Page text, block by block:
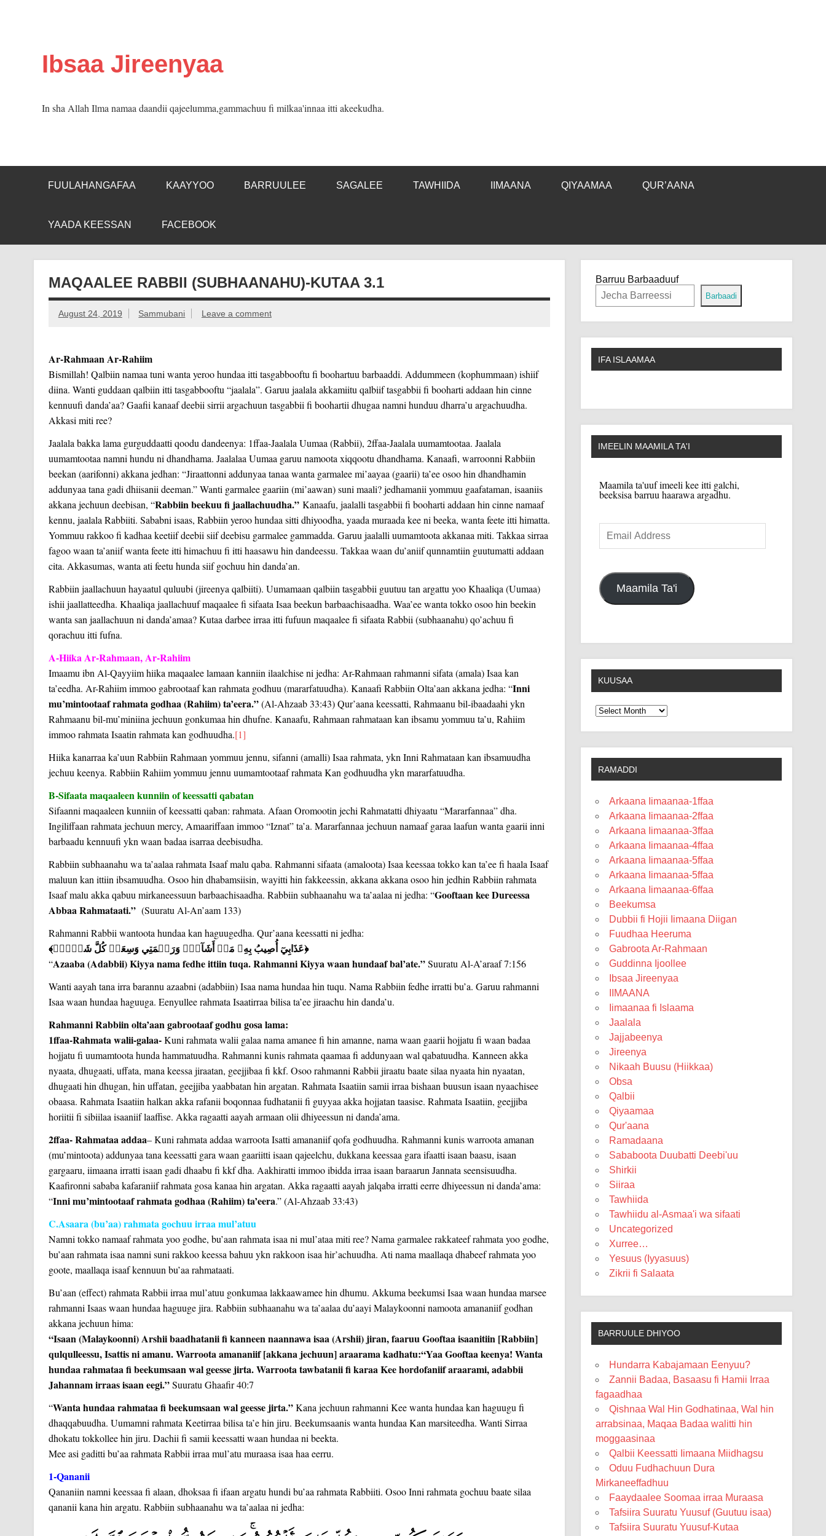
Ibsaa Jireenyaa
In sha Allah Ilma namaa daandii qajeelumma,gammachuu fi milkaa'innaa itti akeekudha.
FUULAHANGAFAA KAAYYOO BARRUULEE SAGALEE TAWHIIDA IIMAANA QIYAAMAA QUR’AANA
YAADA KEESSAN FACEBOOK
MAQAALEE RABBII (SUBHAANAHU)-KUTAA 3.1
August 24, 2019 Sammubani Leave a comment
Ar-Rahmaan Ar-Rahiim
Bismillah! Qalbiin namaa tuni wanta yeroo hundaa itti tasgabbooftu fi boohartuu barbaaddi. Addummeen (kophummaan) ishiif
diina. Wanti guddaan qalbiin itti tasgabbooftu “jaalala”. Garuu jaalala akkamiitu qalbiif tasgabbii fi booharti addaan hin cinne
kennuufi danda’aa? Gaafii kanaaf deebii sirrii argachuun tasgabbii fi boohartii dhugaa namni hunduu dharra’u argachuudha.
Akkasi miti ree?
Jaalala bakka lama gurguddaatti qoodu dandeenya: 1ffaa-Jaalala Uumaa (Rabbii), 2ffaa-Jaalala uumamtootaa. Jaalala
uumamtootaa namni hundu ni dhandhama. Jaalalaa Uumaa garuu namoota xiqqootu dhandhama. Kanaafi, warroonni Rabbiin
beekan (aarifonni) akkana jedhan: “Jiraattonni addunyaa tanaa wanta garmalee mi’aayaa (gaarii) ta’ee osoo hin dhandhamin
addunyaa tana gadi dhiisanii deeman.” Wanti garmalee gaariin (mi’aawan) suni maali? jedhamanii yommuu gaafataman, isaaniis
akkana jechuun deebisan, “Rabbiin beekuu fi jaallachuudha.”Kanaafu, jaalalli tasgabbii fi booharti addaan hin cinne namaaf
kennu, jaalala Rabbiiti. Sababni isaas, Rabbiin yeroo hundaa sitti dhiyoodha, yaada muraada kee ni beeka, wanta feete itti himatta.
Yommuu rakkoo fi kadhaa keetiif deebii siif deebisu garmalee gammadda. Garuu jaalalli uumamtoota akkanaa miti. Takkaa sirraa
fagoo waan ta’aniif wanta feete itti himachuu fi itti haasawu hin dandeessu. Takkaa waan du’aniif qunnamtiin guutumatti addaan
cita. Akkasumas, wanta ati feetu hunda siif gochuu hin danda’an.
Rabbiin jaallachuun hayaatul quluubi (jireenya qalbiiti). Uumamaan qalbiin tasgabbii guutuu tan argattu yoo Khaaliqa (Uumaa)
ishii jaallatteedha. Khaaliqa jaallachuuf maqaalee fi sifaata Isaa beekun barbaachisaadha. Waa’ee wanta tokko osoo hin beekin
wanta san jaallachuun ni danda’amaa? Kutaa darbee irraa itti fufuun maqaalee fi sifaata Rabbii (subhaanahu) qo’achuu fi
qorachuu itti fufna.
A-Hiika Ar-Rahmaan, Ar-Rahiim
Imaamu ibn Al-Qayyiim hiika maqaalee lamaan kanniin ilaalchise ni jedha: Ar-Rahmaan rahmanni sifata (amala) Isaa kan
ta’eedha. Ar-Rahiim immoo gabrootaaf kan rahmata godhuu (mararfatuudha). Kanaafi Rabbiin Olta’aan akkana jedha: “Inni
mu’mintootaaf rahmata godhaa (Rahiim) ta’eera.”(Al-Ahzaab 33:43) Qur’aana keessatti, Rahmaanu bil-ibaadaahi ykn
Rahmaanu bil-mu’miniina jechuun gonkumaa hin dhufne. Kanaafu, Rahmaan rahmataan kan ibsamu yommuu ta’u, Rahiim
immoo rahmata Isaatin rahmata kan godhuudha.[1]
Hiika kanarraa ka’uun Rabbiin Rahmaan yommuu jennu, sifanni (amalli) Isaa rahmata, ykn Inni Rahmataan kan ibsamuudha
jechuu keenya. Rabbiin Rahiim yommuu jennu uumamtootaaf rahmata Kan godhuudha ykn mararfatuudha.
B-Sifaata maqaaleen kunniin of keessatti qabatan
Sifaanni maqaaleen kunniin of keessatti qaban: rahmata. Afaan Oromootin jechi Rahmatatti dhiyaatu “Mararfannaa” dha.
Ingiliffaan rahmata jechuun mercy, Amaariffaan immoo “Iznat” ta’a. Mararfannaa jechuun namaaf garaa laafun wanta gaarii inni
barbaadu kennuufi ykn waan badaa isarraa deebisudha.
Rabbiin subhaanahu wa ta’aalaa rahmata Isaaf malu qaba. Rahmanni sifaata (amaloota) Isaa keessaa tokko kan ta’ee fi haala Isaaf
maluun kan ittiin ibsamuudha. Osoo hin dhabamsiisin, wayitti hin fakkeessin, akkana akkana osoo hin jedhin Rabbiin rahmata
Isaaf malu akka qabuu mirkaneessuun barbaachisaadha. Rabbiin subhaanahu wa ta’aalaa ni jedha: “Gooftaan kee Dureessa
Abbaa Rahmataati.”(Suuratu Al-An’aam 133)
Rahmanni Rabbii wantoota hundaa kan haguugedha. Qur’aana keessatti ni jedha:
﴾عَذَابِيٓ أُصِيبُ بِهِۦ مَنۡ أَشَآءُۖ وَرَحۡمَتِي وَسِعَتۡ كُلَّ شَيۡءٖۚ﴿
“Azaaba (Adabbii) Kiyya nama fedhe ittiin tuqa. Rahmanni Kiyya waan hundaaf bal’ate.”Suuratu Al-A’araaf 7:156
Wanti aayah tana irra barannu azaabni (adabbiin) Isaa nama hundaa hin tuqu. Nama Rabbiin fedhe irratti bu’a. Garuu rahmanni
Isaa waan hundaa haguuga. Eenyullee rahmata Isaatirraa bilisa ta’ee jiraachu hin danda’u.
Rahmanni Rabbiin olta’aan gabrootaaf godhu gosa lama:
1ffaa-Rahmata walii-galaa-Kuni rahmata walii galaa nama amanee fi hin amanne, nama waan gaarii hojjatu fi waan badaa
hojjatu fi uumamtoota hunda hammatuudha. Rahmanni kunis rahmata qaamaa fi addunyaan wal qabatuudha. Kanneen akka
nyaata, dhugaati, uffata, mana keessa jiraatan, geejjibaa fi kkf. Osoo rahmanni Rabbii jiraatu baate silaa nyaata hin nyaatan,
dhugaati hin dhugan, hin uffatan, geejjiba yaabbatan hin argatan. Rahmata Isaatiin samii irraa bishaan buusun isaan nyaachisee
obaasa. Rahmata Isaatiin halkan akka rafanii boqonnaa fudhatanii fi guyyaa akka hojjatan taasise. Rahmata Isaatiin, geejjiba
horiitii fi sibiilaa isaaniif laaffise. Akka ragaatti aayah armaan olii dhiyeessun ni danda’ama.
2ffaa- Rahmataa addaa– Kuni rahmata addaa warroota Isatti amananiif qofa godhuudha. Rahmanni kunis warroota amanan
(mu’mintoota) addunyaa tana keessatti gara waan gaariitti isaan qajeelchu, dukkana keessaa gara ifaatti isaan baasu, isaan
gargaaru, iimaana irratti isaan gadi dhaabu fi kkf dha. Aakhiratti immoo ibidda irraa isaan baraarun Jannata seensisuudha.
Kaafironni sababa kafaraniif rahmata gosa kanaa hin argatan. Akka ragaatti aayah jalqaba irratti eerre dhiyeessun ni danda’ama:
“Inni mu’mintootaaf rahmata godhaa (Rahiim) ta’eera.” (Al-Ahzaab 33:43)
C.Asaara (bu’aa) rahmata gochuu irraa mul’atuu
Namni tokko namaaf rahmata yoo godhe, bu’aan rahmata isaa ni mul’ataa miti ree? Nama garmalee rakkateef rahmata yoo godhe,
bu’aan rahmata isaa namni suni rakkoo keessa bahuu ykn rakkoon isaa hir’achuudha. Ati nama maallaqa dhabeef rahmata yoo
goote, maallaqa isaaf kennuun bu’aa rahmataati.
Bu’aan (effect) rahmata Rabbii irraa mul’atuu gonkumaa lakkaawamee hin dhumu. Akkuma beekumsi Isaa waan hundaa marsee
rahmanni Isaas waan hundaa haguuge jira. Rabbiin subhaanahu wa ta’aalaa du’aayi Malaykoonni namoota amananiif godhan
akkana jechuun hima:
“Isaan (Malaykoonni) Arshii baadhatanii fi kanneen naannawa isaa (Arshii) jiran, faaruu Gooftaa isaanitiin [Rabbiin]
qulqulleessu, Isattis ni amanu. Warroota amananiif [akkana jechuun] araarama kadhatu:“Yaa Gooftaa keenya! Wanta
hundaa rahmataa fi beekumsaan wal geesse jirta. Warroota tawbatanii fi karaa Kee hordofaniif araarami, adabbii
Jahannam irraas isaan eegi.”Suuratu Ghaafir 40:7
“Wanta hundaa rahmataa fi beekumsaan wal geesse jirta.”Kana jechuun rahmanni Kee wanta hundaa kan haguugu fi
dhaqqabuudha. Uumamni rahmata Keetirraa bilisa ta’e hin jiru. Beekumsaanis wanta hundaa Kan marsiteedha. Wanti Sirraa
dhokatu tokkollee hin jiru. Dachii fi samii keessatti waan hundaa ni beekta.
Mee asi gaditti bu’aa rahmata Rabbii irraa mul’atu muraasa isaa haa eerru.
1-Qananii
Qananiin namni keessaa fi alaan, dhoksaa fi ifaan argatu hundi bu’aa rahmata Rabbiiti. Osoo Inni rahmata gochuu baate silaa
qananii kana hin argatu. Rabbiin subhaanahu wa ta’aalaa ni jedha:
Barruu Barbaaduuf
Barbaadi
IFA ISLAAMAA
IMEELIN MAAMILA TA'I
Maamila ta'uuf imeeli kee itti galchi,
beeksisa barruu haarawa argadhu.
Email
Address
Maamila Ta'i
KUUSAA
Kuusaa
RAMADDI
Arkaana Iimaanaa-1ffaa
Arkaana Iimaanaa-2ffaa
Arkaana Iimaanaa-3ffaa
Arkaana Iimaanaa-4ffaa
Arkaana Iimaanaa-5ffaa
Arkaana Iimaanaa-5ffaa
Arkaana Iimaanaa-6ffaa
Beekumsa
Dubbii fi Hojii Iimaana Diigan
Fuudhaa Heeruma
Gabroota Ar-Rahmaan
Guddinna Ijoollee
Ibsaa Jireenyaa
IIMAANA
Iimaanaa fi Islaama
Jaalala
Jajjabeenya
Jireenya
Nikaah Buusu (Hiikkaa)
Obsa
Qalbii
Qiyaamaa
Qur'aana
Ramadaana
Sababoota Duubatti Deebi'uu
Shirkii
Siiraa
Tawhiida
Tawhiidu al-Asmaa'i wa sifaati
Uncategorized
Xurree…
Yesuus (Iyyasuus)
Zikrii fi Salaata
BARRUULE DHIYOO
Hundarra Kabajamaan Eenyuu?
Zannii Badaa, Basaasu fi Hamii Irraa
fagaadhaa
Qishnaa Wal Hin Godhatinaa, Wal hin
arrabsinaa, Maqaa Badaa walitti hin
moggaasinaa
Qalbii Keessatti Iimaana Miidhagsu
Oduu Fudhachuun Dura
Mirkaneeffadhuu
Faaydaalee Soomaa irraa Muraasa
Tafsiira Suuratu Yuusuf (Guutuu isaa)
Tafsiira Suuratu Yuusuf-Kutaa